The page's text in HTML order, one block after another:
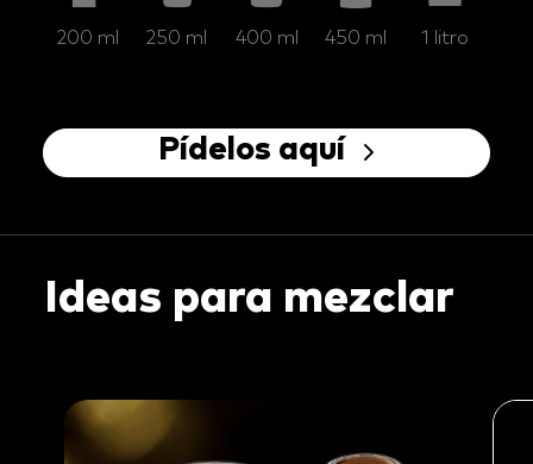
200 ml 250 ml 400 ml 450 ml 1 litro
Pídelos aquí
Ideas para mezclar